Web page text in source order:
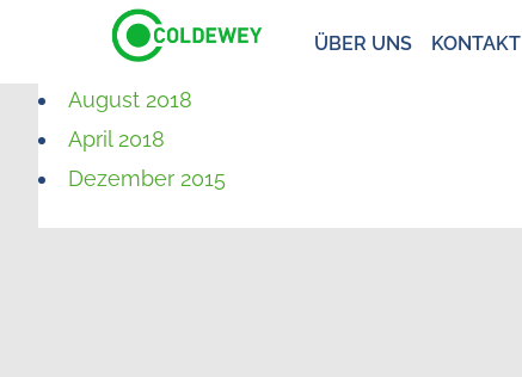
ÜBER UNS KONTAKT
August 2018
April 2018
Dezember 2015